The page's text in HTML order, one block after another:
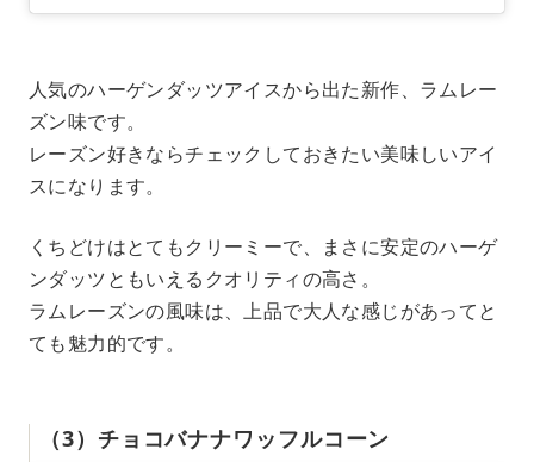
人気のハーゲンダッツアイスから出た新作、ラムレー
ズン味です。
レーズン好きならチェックしておきたい美味しいアイ
スになります。
くちどけはとてもクリーミーで、まさに安定のハーゲ
ンダッツともいえるクオリティの高さ。
ラムレーズンの風味は、上品で大人な感じがあってと
ても魅力的です。
（3）チョコバナナワッフルコーン